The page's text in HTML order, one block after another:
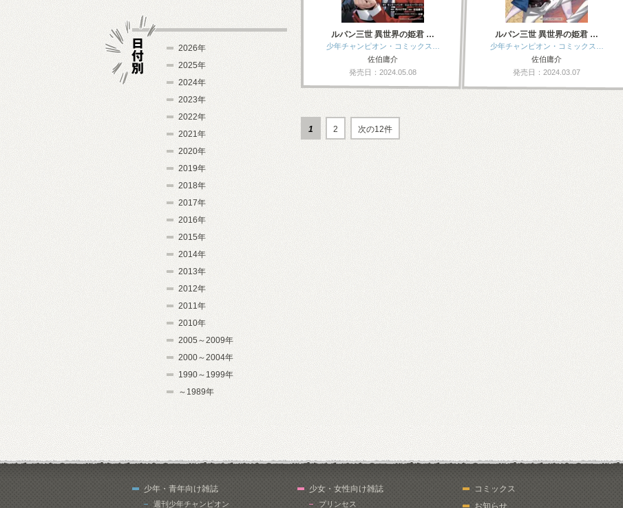
ルパン三世 異世界の姫君 …
少年チャンピオン・コミックス…
佐伯庸介
発売日：2024.05.08
ルパン三世 異世界の姫君 …
少年チャンピオン・コミックス…
佐伯庸介
発売日：2024.03.07
1 2 次の12件
2026年
2025年
2024年
2023年
2022年
2021年
2020年
2019年
2018年
2017年
2016年
2015年
2014年
2013年
2012年
2011年
2010年
2005～2009年
2000～2004年
1990～1999年
～1989年
少年・青年向け雑誌
週刊少年チャンピオン
少女・女性向け雑誌
プリンセス
コミックス
お知らせ